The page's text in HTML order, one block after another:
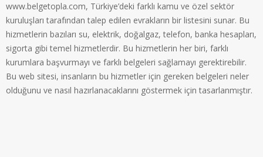
www.belgetopla.com, Türkiye’deki farklı kamu ve özel sektör
kuruluşları tarafından talep edilen evrakların bir listesini sunar. Bu
hizmetlerin bazıları su, elektrik, doğalgaz, telefon, banka hesapları,
sigorta gibi temel hizmetlerdir. Bu hizmetlerin her biri, farklı
kurumlara başvurmayı ve farklı belgeleri sağlamayı gerektirebilir.
Bu web sitesi, insanların bu hizmetler için gereken belgeleri neler
olduğunu ve nasıl hazırlanacaklarını göstermek için tasarlanmıştır.